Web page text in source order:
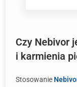
Czy Nebivor
i karmienia
Stosowanie